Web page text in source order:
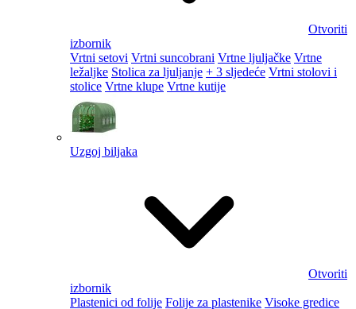
Otvoriti
izbornik
Vrtni setovi Vrtni suncobrani Vrtne ljuljačke Vrtne
ležaljke Stolica za ljuljanje + 3 sljedeće Vrtni stolovi i
stolice Vrtne klupe Vrtne kutije
Uzgoj biljaka
Otvoriti
izbornik
Plastenici od folije Folije za plastenike Visoke gredice